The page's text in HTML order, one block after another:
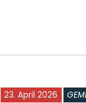
23. April 2026